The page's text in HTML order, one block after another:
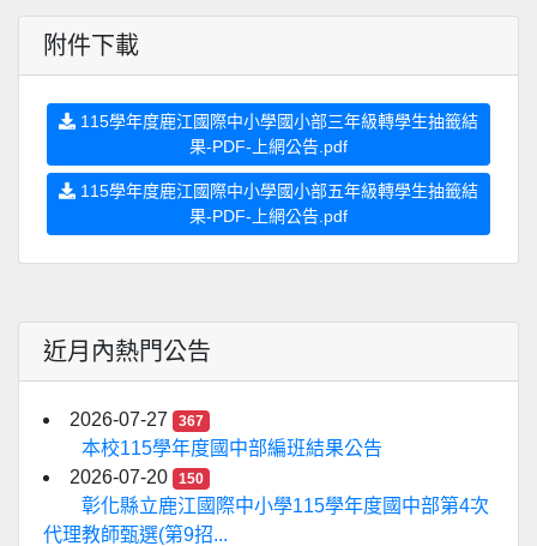
附件下載
115學年度鹿江國際中小學國小部三年級轉學生抽籤結
果-PDF-上網公告.pdf
115學年度鹿江國際中小學國小部五年級轉學生抽籤結
果-PDF-上網公告.pdf
近月內熱門公告
2026-07-27 367
本校115學年度國中部編班結果公告
2026-07-20
150
彰化縣立鹿江國際中小學115學年度國中部第4次
代理教師甄選(第9招...